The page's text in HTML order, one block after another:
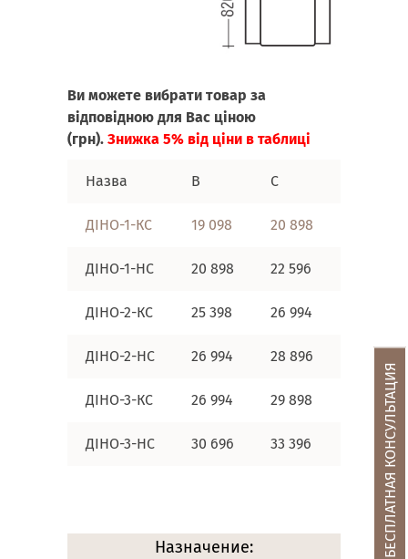
Ви можете вибрати товар за
відповідною для Вас ціною
(грн). Знижка 5% від ціни в таблиці
Назва B C
ДІНО-1-КС 19 098 20 898
ДІНО-1-НС 20 898 22 596
ДІНО-2-КС 25 398 26 994
ДІНО-2-НС 26 994 28 896
ДІНО-3-КС 26 994 29 898 31 596
ДІНО-3-НС 30 696 33 396 34 596
Назначение: БЕСПЛАТНАЯ КОНСУЛЬТАЦИЯ